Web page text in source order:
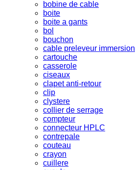
bobine de cable
boite
boite a gants
bol
bouchon
cable preleveur immersion
cartouche
casserole
ciseaux
clapet anti-retour
clip
clystere
collier de serrage
compteur
connecteur HPLC
contrepale
couteau
crayon
cuillere